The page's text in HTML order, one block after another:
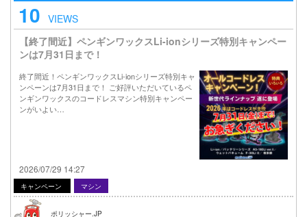
10 VIEWS
【終了間近】ペンギンワックスLi-ionシリーズ特別キャンペー
ンは7月31日まで！
終了間近！ペンギンワックスLi-ionシリーズ特別キャ
ンペーンは7月31日まで！ ご好評いただいているペ
ンギンワックスのコードレスマシン特別キャンペー
ンがいよい…
2026/07/29 14:27
キャンペーン マシン
ポリッシャー.JP